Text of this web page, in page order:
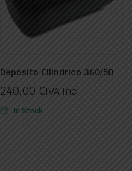
Deposito Cilindrico 360/50
240,00 €IVA Incl.
In Stock